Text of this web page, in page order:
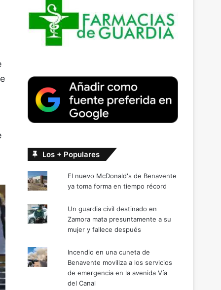
Los + Populares
El nuevo McDonald's de Benavente
ya toma forma en tiempo récord
Un guardia civil destinado en
Zamora mata presuntamente a su
mujer y fallece después
Incendio en una cuneta de
Benavente moviliza a los servicios
de emergencia en la avenida Vía
del Canal